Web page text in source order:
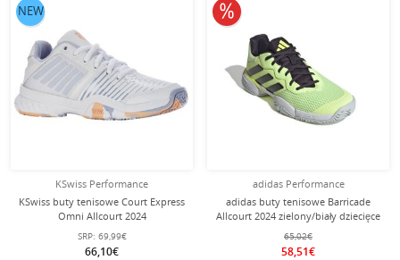
KSwiss Performance
KSwiss buty tenisowe Court Express
Omni Allcourt 2024
białe/fioletowe/brzoskwiniowe
dziecięce
SRP: 69,99€
66,10€
NEW
adidas Performance
adidas buty tenisowe Barricade
Allcourt 2024 zielony/biały dziecięce
65,02€
58,51€
10% obniżone